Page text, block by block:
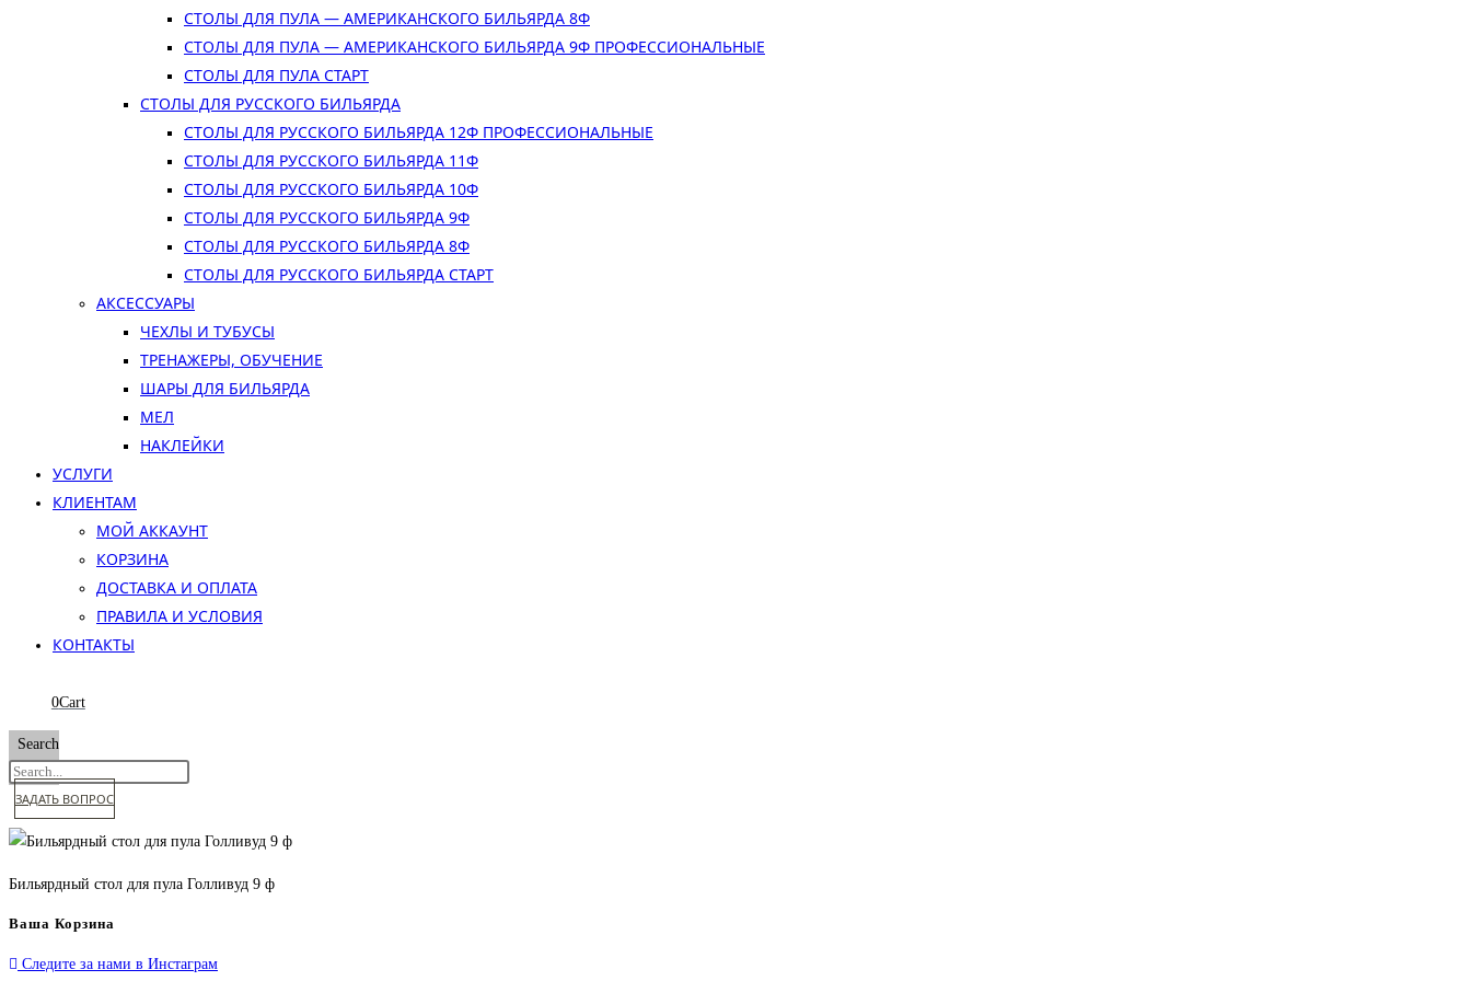
СТОЛЫ ДЛЯ ПУЛА — АМЕРИКАНСКОГО БИЛЬЯРДА 8Ф
СТОЛЫ ДЛЯ ПУЛА — АМЕРИКАНСКОГО БИЛЬЯРДА 9Ф ПРОФЕССИОНАЛЬНЫЕ
СТОЛЫ ДЛЯ ПУЛА СТАРТ
СТОЛЫ ДЛЯ РУССКОГО БИЛЬЯРДА
СТОЛЫ ДЛЯ РУССКОГО БИЛЬЯРДА 12Ф ПРОФЕССИОНАЛЬНЫЕ
СТОЛЫ ДЛЯ РУССКОГО БИЛЬЯРДА 11Ф
СТОЛЫ ДЛЯ РУССКОГО БИЛЬЯРДА 10Ф
СТОЛЫ ДЛЯ РУССКОГО БИЛЬЯРДА 9Ф
СТОЛЫ ДЛЯ РУССКОГО БИЛЬЯРДА 8Ф
СТОЛЫ ДЛЯ РУССКОГО БИЛЬЯРДА СТАРТ
АКСЕССУАРЫ
ЧЕХЛЫ И ТУБУСЫ
ТРЕНАЖЕРЫ, ОБУЧЕНИЕ
ШАРЫ ДЛЯ БИЛЬЯРДА
МЕЛ
НАКЛЕЙКИ
УСЛУГИ
КЛИЕНТАМ
МОЙ АККАУНТ
КОРЗИНА
ДОСТАВКА И ОПЛАТА
ПРАВИЛА И УСЛОВИЯ
КОНТАКТЫ
0Cart
Search
ЗАДАТЬ ВОПРОС
Бильярдный стол для пула Голливуд 9 ф
Ваша Корзина
Следите за нами в Инстаграм